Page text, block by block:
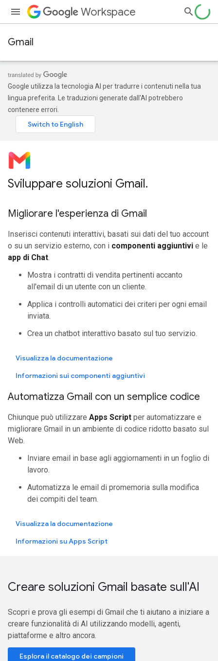
Workspace
Gmail
Google utilizza la tecnologia AI per tradurre i contenuti nella tua
lingua preferita. Le traduzioni generate dall'AI potrebbero
contenere errori.
Sviluppare soluzioni Gmail.
Migliorare l'esperienza di Gmail
Inserisci contenuti interattivi, basati sui dati del tuo account
o su un servizio esterno, con i componenti aggiuntivi e le
app di Chat.
Mostra i contratti di vendita pertinenti accanto
all'email di un utente con un cliente.
Applica i controlli automatici dei criteri per ogni email
inviata.
Crea un chatbot interattivo basato sul tuo servizio.
Visualizza la documentazione
Informazioni sui componenti aggiuntivi
Automatizza Gmail con un semplice codice
Chiunque può utilizzare Apps Script per automatizzare e
migliorare Gmail in un ambiente di codice ridotto basato sul
Web.
Inviare email in base agli aggiornamenti in un foglio di
lavoro.
Automatizza le email di promemoria sulla modifica
dei compiti del team.
Visualizza la documentazione
Informazioni su Apps Script
Creare soluzioni Gmail basate sull'AI
Scopri e prova gli esempi di Gmail che ti aiutano a iniziare a
creare funzionalità di AI utilizzando modelli, agenti,
piattaforme e altro ancora.
Esplora il catalogo dei campioni